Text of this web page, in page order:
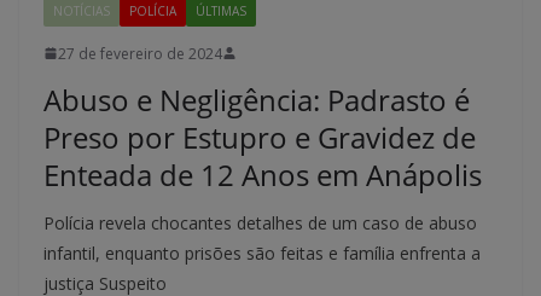
NOTÍCIAS POLÍCIA ÚLTIMAS
27 de fevereiro de 2024
Abuso e Negligência: Padrasto é
Preso por Estupro e Gravidez de
Enteada de 12 Anos em Anápolis
Polícia revela chocantes detalhes de um caso de abuso
infantil, enquanto prisões são feitas e família enfrenta a
justiça Suspeito